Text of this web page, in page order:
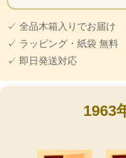
✓ 全品木箱入りでお届け
✓ ラッピング・紙袋 無料
✓ 即日発送対応
1963